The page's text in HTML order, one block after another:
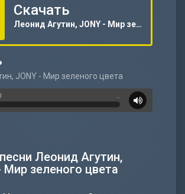
Скачать
Леонид Агутин, JONY - Мир зеленого цвета
JONY - Мир зеленого цвета
…
Леонид Агутин,
Мир зеленого цвета